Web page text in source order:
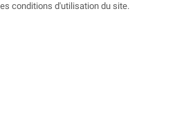
conditions d'utilisation du site.